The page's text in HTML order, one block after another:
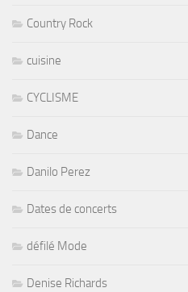
Country Rock
cuisine
CYCLISME
Dance
Danilo Perez
Dates de concerts
défilé Mode
Denise Richards